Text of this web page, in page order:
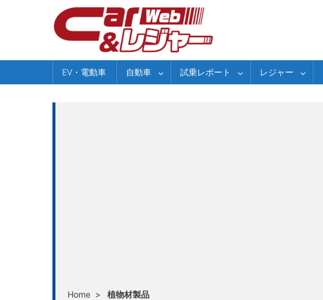
EV・電動車 自動車 試乗レポート レジャー
Home > 植物材製品